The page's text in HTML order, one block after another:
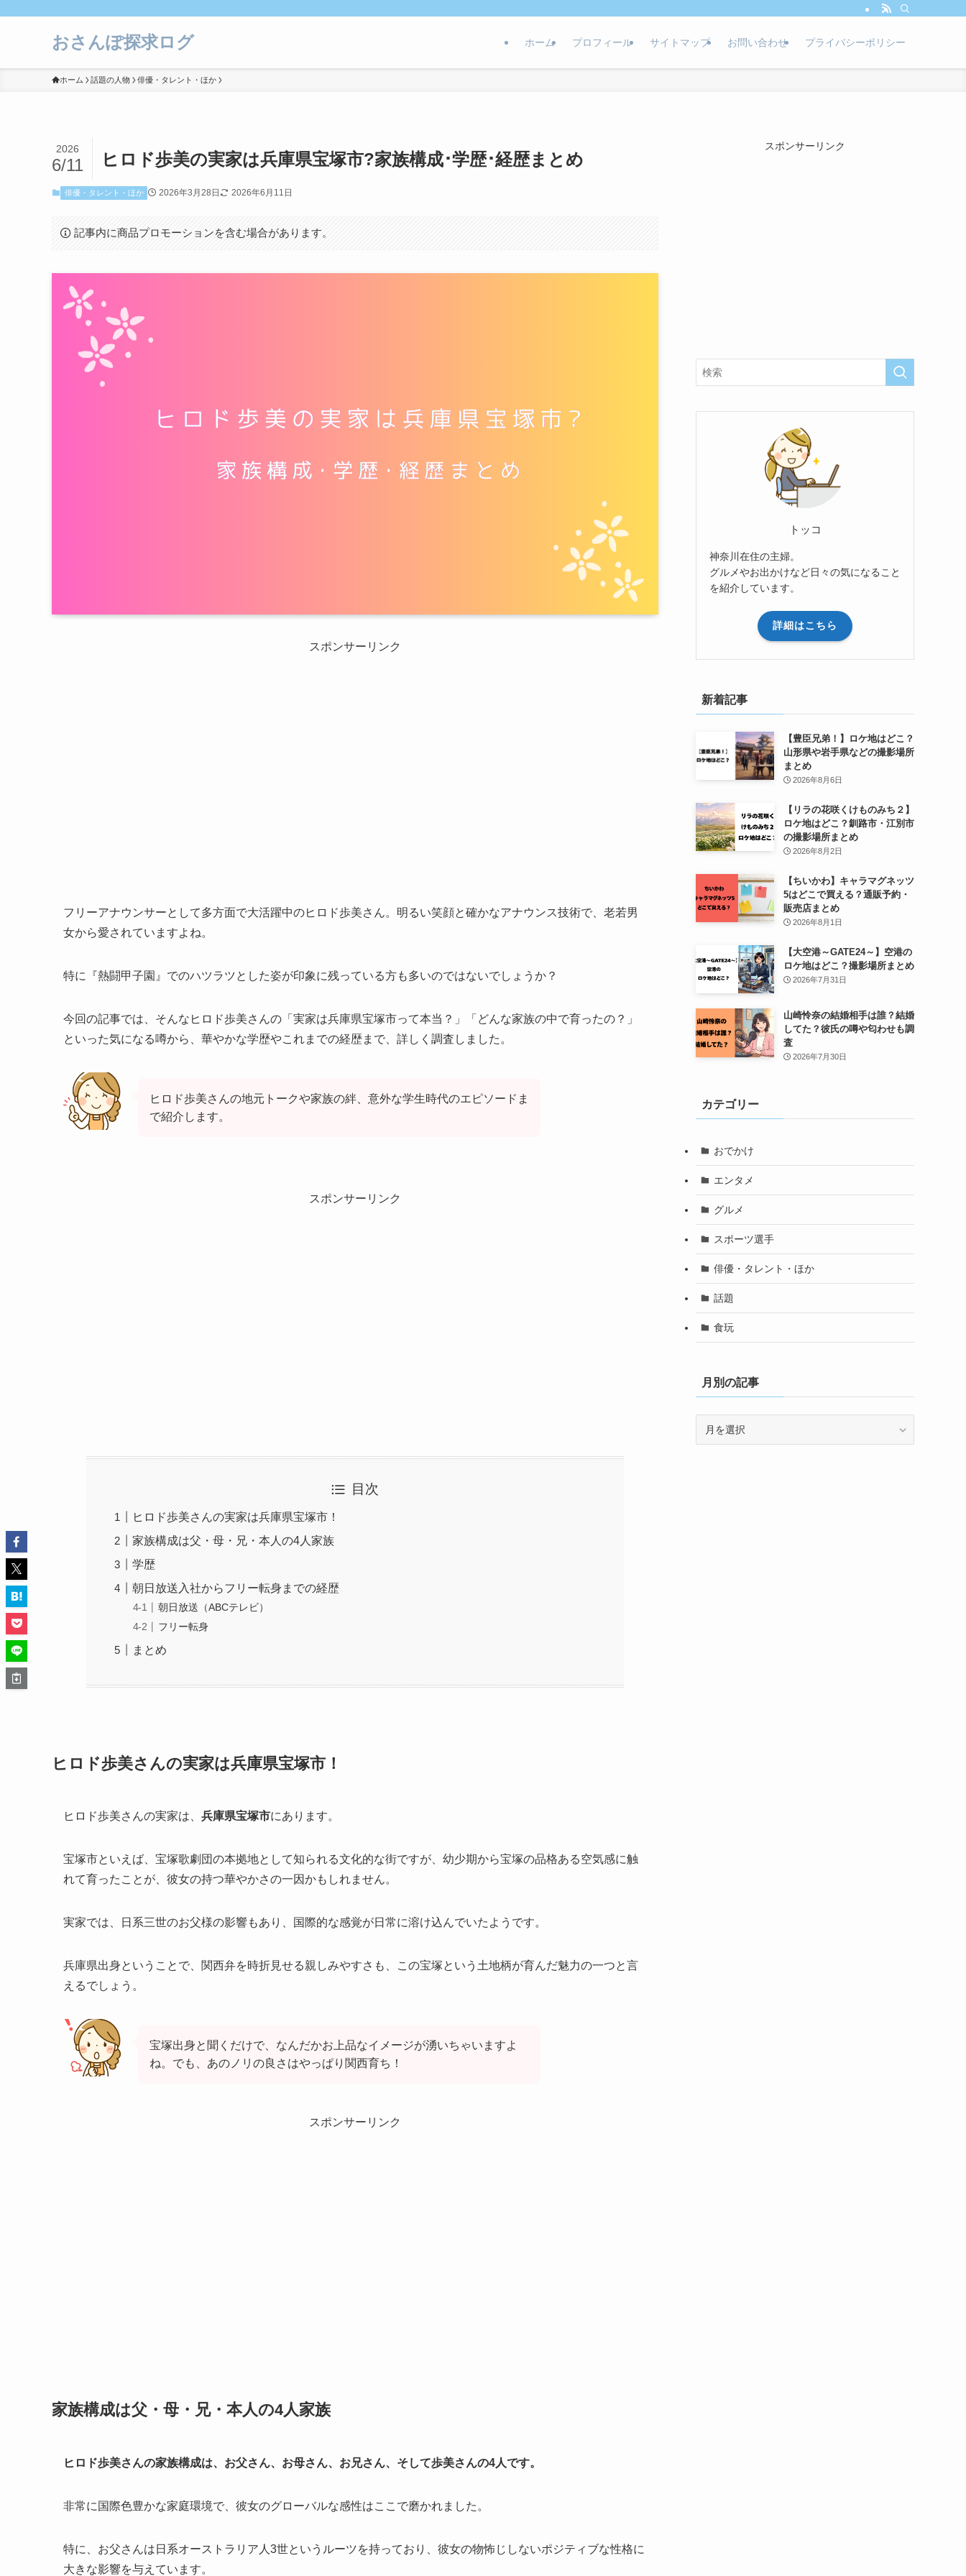
おさんぽ探求ログ ホーム プロフィール サイトマップ お問い合わせ プライバシーポリシー
ホーム 話題の人物 俳優・タレント・ほか
ヒロド歩美の実家は兵庫県宝塚市?家族構成･学歴･経歴まとめ
2026
6/11
俳優・タレント・ほか 2026年3月28日 2026年6月11日
記事内に商品プロモーションを含む場合があります。
スポンサーリンク
フリーアナウンサーとして多方面で大活躍中のヒロド歩美さん。明るい笑顔と確かなアナウンス技術で、老若男
女から愛されていますよね。
特に『熱闘甲子園』でのハツラツとした姿が印象に残っている方も多いのではないでしょうか？
今回の記事では、そんなヒロド歩美さんの「実家は兵庫県宝塚市って本当？」「どんな家族の中で育ったの？」
といった気になる噂から、華やかな学歴やこれまでの経歴まで、詳しく調査しました。
ヒロド歩美さんの地元トークや家族の絆、意外な学生時代のエピソードま
で紹介します。
スポンサーリンク
目次
ヒロド歩美さんの実家は兵庫県宝塚市！
家族構成は父・母・兄・本人の4人家族
学歴
朝日放送入社からフリー転身までの経歴
朝日放送（ABCテレビ）
フリー転身
まとめ
ヒロド歩美さんの実家は兵庫県宝塚市！
ヒロド歩美さんの実家は、 兵庫県宝塚市にあります。
宝塚市といえば、宝塚歌劇団の本拠地として知られる文化的な街ですが、幼少期から宝塚の品格ある空気感に触
れて育ったことが、彼女の持つ華やかさの一因かもしれません。
実家では、日系三世のお父様の影響もあり、国際的な感覚が日常に溶け込んでいたようです。
兵庫県出身ということで、関西弁を時折見せる親しみやすさも、この宝塚という土地柄が育んだ魅力の一つと言
えるでしょう。
宝塚出身と聞くだけで、なんだかお上品なイメージが湧いちゃいますよ
ね。でも、あのノリの良さはやっぱり関西育ち！
スポンサーリンク
家族構成は父・母・兄・本人の4人家族
ヒロド歩美さんの家族構成は、お父さん、お母さん、お兄さん、そして歩美さんの4人です。
非常に国際色豊かな家庭環境で、彼女のグローバルな感性はここで磨かれました。
特に、お父さんは日系オーストラリア人3世というルーツを持っており、彼女の物怖じしないポジティブな性格に
大きな影響を与えています。
スポンサーリンク
トッコ
神奈川在住の主婦。
グルメやお出かけなど日々の気になること
を紹介しています。
詳細はこちら
新着記事
【豊臣兄弟！】ロケ地はどこ？
山形県や岩手県などの撮影場所
まとめ
2026年8月6日
【リラの花咲くけものみち２】
ロケ地はどこ？釧路市・江別市
の撮影場所まとめ
2026年8月2日
【ちいかわ】キャラマグネッツ
5はどこで買える？通販予約・
販売店まとめ
2026年8月1日
【大空港～GATE24～】空港の
ロケ地はどこ？撮影場所まとめ
2026年7月31日
山崎怜奈の結婚相手は誰？結婚
してた？彼氏の噂や匂わせも調
査
2026年7月30日
カテゴリー
おでかけ
エンタメ
グルメ
スポーツ選手
俳優・タレント・ほか
話題
食玩
月別の記事